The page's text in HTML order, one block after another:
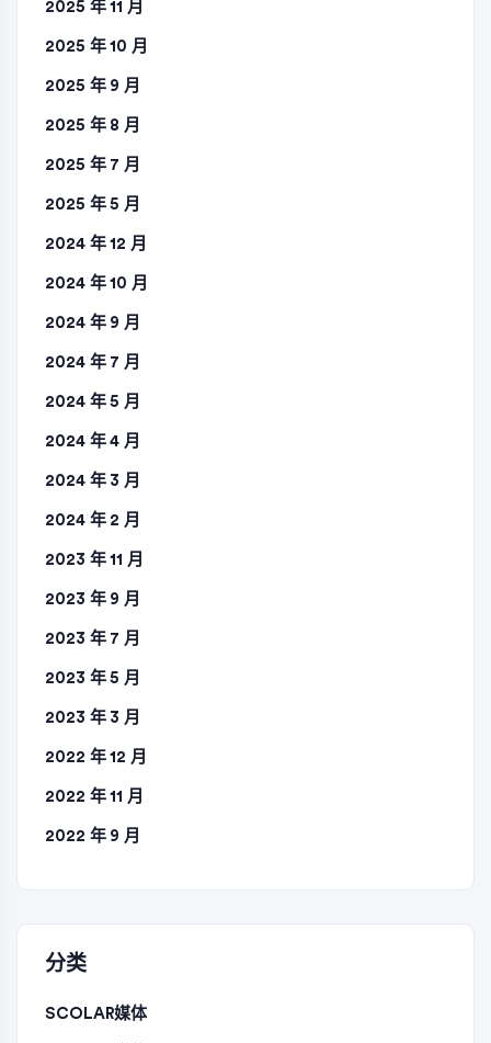
2025 年 11 月
2025 年 10 月
2025 年 9 月
2025 年 8 月
2025 年 7 月
2025 年 5 月
2024 年 12 月
2024 年 10 月
2024 年 9 月
2024 年 7 月
2024 年 5 月
2024 年 4 月
2024 年 3 月
2024 年 2 月
2023 年 11 月
2023 年 9 月
2023 年 7 月
2023 年 5 月
2023 年 3 月
2022 年 12 月
2022 年 11 月
2022 年 9 月
分类
SCOLAR媒体